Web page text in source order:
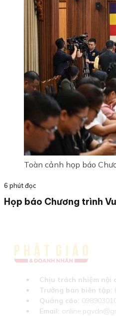
Toàn cảnh họp báo
6 phút đọc
Họp báo Chương trình
Chịu trách nhiệm nội
Trưởng ban biên tập:
Quảng cáo:
Email: